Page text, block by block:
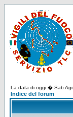
La data di oggi � Sab
Indice del forum